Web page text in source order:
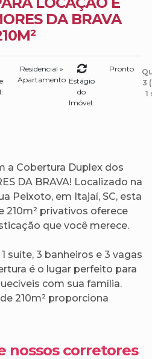
DA BRAVA
Residencial »
Apartamento Estágio
do
Imóvel:
Pronto
3
1
a Cobertura Duplex dos
DA BRAVA! Localizado na
Peixoto, em Itajaí, SC, esta
210m² privativos oferece
que você merece.
suíte, 3 banheiros e 3 vagas
é o lugar perfeito para
com sua família.
210m² proporciona
distribuídos, garantindo o
de morar em um dos
nossos corretores